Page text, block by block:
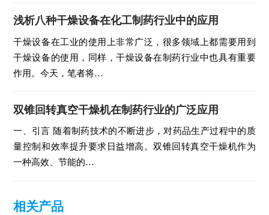
浅析八种干燥设备在化工制药行业中的应用
干燥设备在工业的使用上非常广泛，很多领域上都需要用到
干燥设备的使用，同样，干燥设备在制药行业中也具有重要
作用。今天，笔者将…
双锥回转真空干燥机在制药行业的广泛应用
一、引言 随着制药技术的不断进步，对药品生产过程中的质
量控制和效率提升要求日益增高。双锥回转真空干燥机作为
一种高效、节能的…
相关产品